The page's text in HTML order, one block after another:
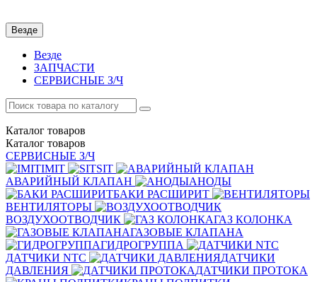
Везде
Везде
ЗАПЧАСТИ
СЕРВИСНЫЕ З/Ч
Каталог товаров
Каталог товаров
СЕРВИСНЫЕ З/Ч
IMIT
SIT
АВАРИЙНЫЙ КЛАПАН
АНОДЫ
БАКИ РАСШИРИТ
ВЕНТИЛЯТОРЫ
ВОЗДУХООТВОДЧИК
ГАЗ КОЛОНКА
ГАЗОВЫЕ КЛАПАНА
ГИДРОГРУППА
ДАТЧИКИ NTC
ДАТЧИКИ
ДАВЛЕНИЯ
ДАТЧИКИ ПРОТОКА